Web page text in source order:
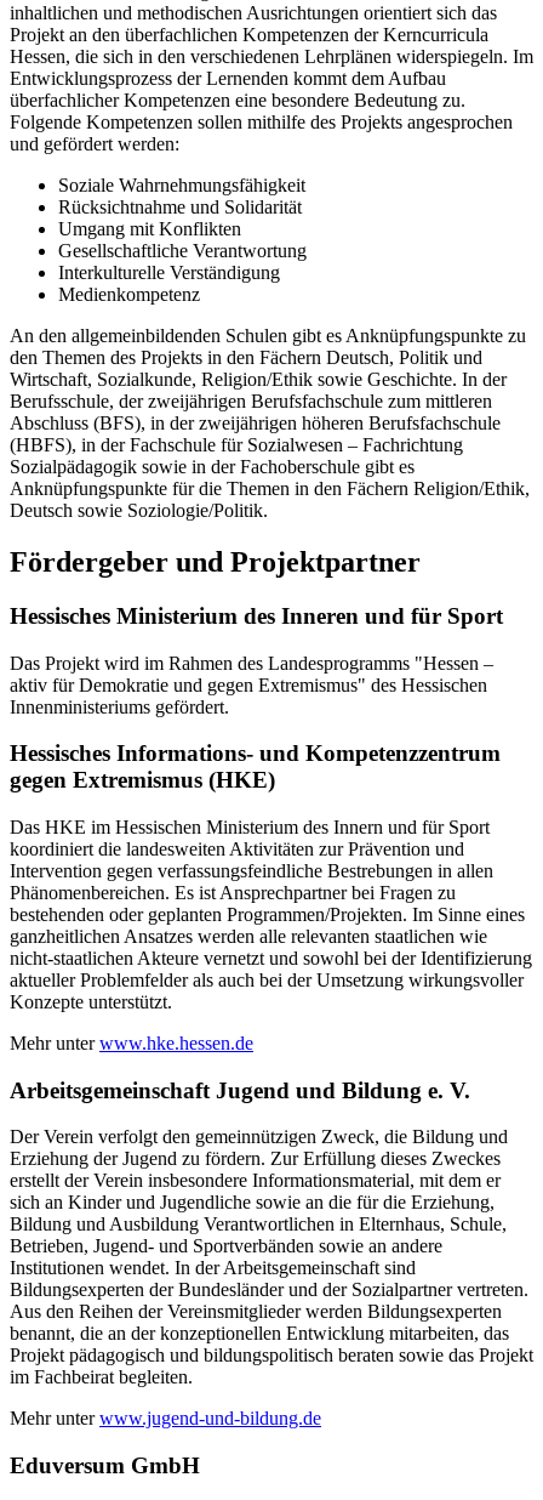
inhaltlichen und methodischen Ausrichtungen orientiert sich das
Projekt an den überfachlichen Kompetenzen der Kerncurricula
Hessen, die sich in den verschiedenen Lehrplänen widerspiegeln. Im
Entwicklungsprozess der Lernenden kommt dem Aufbau
überfachlicher Kompetenzen eine besondere Bedeutung zu.
Folgende Kompetenzen sollen mithilfe des Projekts angesprochen
und gefördert werden:
Soziale Wahrnehmungsfähigkeit
Rücksichtnahme und Solidarität
Umgang mit Konflikten
Gesellschaftliche Verantwortung
Interkulturelle Verständigung
Medienkompetenz
An den allgemeinbildenden Schulen gibt es Anknüpfungspunkte zu
den Themen des Projekts in den Fächern Deutsch, Politik und
Wirtschaft, Sozialkunde, Religion/Ethik sowie Geschichte. In der
Berufsschule, der zweijährigen Berufsfachschule zum mittleren
Abschluss (BFS), in der zweijährigen höheren Berufsfachschule
(HBFS), in der Fachschule für Sozialwesen – Fachrichtung
Sozialpädagogik sowie in der Fachoberschule gibt es
Anknüpfungspunkte für die Themen in den Fächern Religion/Ethik,
Deutsch sowie Soziologie/Politik.
Fördergeber und Projektpartner
Hessisches Ministerium des Inneren und für Sport
Das Projekt wird im Rahmen des Landesprogramms "Hessen –
aktiv für Demokratie und gegen Extremismus" des Hessischen
Innenministeriums gefördert.
Hessisches Informations- und Kompetenzzentrum
gegen Extremismus (HKE)
Das HKE im Hessischen Ministerium des Innern und für Sport
koordiniert die landesweiten Aktivitäten zur Prävention und
Intervention gegen verfassungsfeindliche Bestrebungen in allen
Phänomenbereichen. Es ist Ansprechpartner bei Fragen zu
bestehenden oder geplanten Programmen/Projekten. Im Sinne eines
ganzheitlichen Ansatzes werden alle relevanten staatlichen wie
nicht-staatlichen Akteure vernetzt und sowohl bei der Identifizierung
aktueller Problemfelder als auch bei der Umsetzung wirkungsvoller
Konzepte unterstützt.
Mehr unterwww.hke.hessen.de
Arbeitsgemeinschaft Jugend und Bildung e. V.
Der Verein verfolgt den gemeinnützigen Zweck, die Bildung und
Erziehung der Jugend zu fördern. Zur Erfüllung dieses Zweckes
erstellt der Verein insbesondere Informationsmaterial, mit dem er
sich an Kinder und Jugendliche sowie an die für die Erziehung,
Bildung und Ausbildung Verantwortlichen in Elternhaus, Schule,
Betrieben, Jugend- und Sportverbänden sowie an andere
Institutionen wendet. In der Arbeitsgemeinschaft sind
Bildungsexperten der Bundesländer und der Sozialpartner vertreten.
Aus den Reihen der Vereinsmitglieder werden Bildungsexperten
benannt, die an der konzeptionellen Entwicklung mitarbeiten, das
Projekt pädagogisch und bildungspolitisch beraten sowie das Projekt
im Fachbeirat begleiten.
Mehr unterwww.jugend-und-bildung.de
Eduversum GmbH